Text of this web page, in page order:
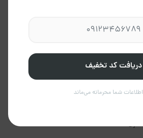
دریافت کد تخفیف
اطلاعات شما محرمانه می‌ماند